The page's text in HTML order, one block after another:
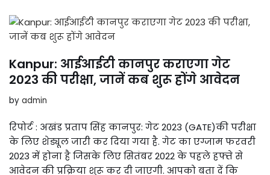
Kanpur: आईआईटी कानपुर कराएगा गेट
2023 की परीक्षा, जानें कब शुरू होंगे आवेदन
by admin
रिपोर्ट : अखंड प्रताप सिंह कानपुर: गेट 2023 (GATE)की परीक्षा
के लिए शेड्यूल जारी कर दिया गया है. गेट का एग्जाम फरवरी
2023 में होना है जिसके लिए सितंबर 2022 के पहले हफ्ते से
आवेदन की प्रक्रिया शुरू कर दी जाएगी. आपको बता दें कि